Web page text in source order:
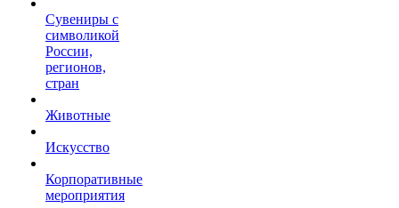
Сувениры с
символикой
России,
регионов,
стран
Животные
Искусство
Корпоративные
мероприятия